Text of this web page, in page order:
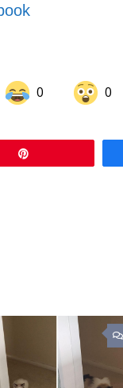
0 0
Share on LinkedIn